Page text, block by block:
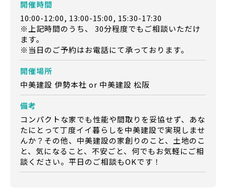
開催時間
10:00-12:00, 13:00-15:00, 15:30-17:30
※上記時間のうち、 30分程度でもご相談いただけ
ます。
※当日のご予約はお電話にて承っております。
開催場所
中美建設 伊勢本社 or 中美建設 松阪
備考
コンパクトな家でも性能や間取りを妥協せず、あな
たにとって丁度イイ暮らしを中美建設で実現しませ
んか？その他、中美建設の家創りのこと、土地のこ
と、気になること、不安ごと、何でもお気軽にご相
談ください。平日のご相談もOKです！